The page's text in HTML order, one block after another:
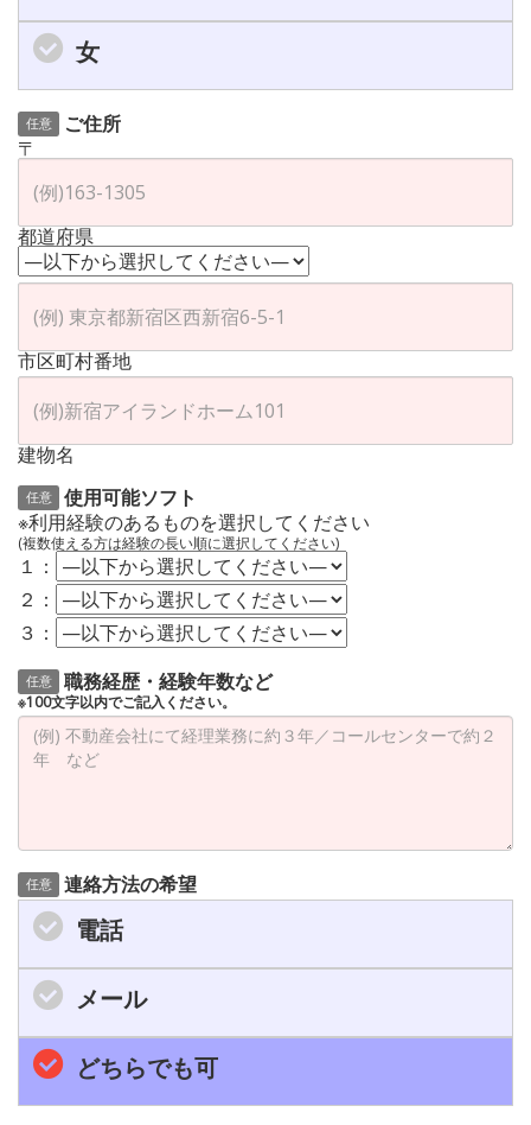
女
任意
ご住所
〒
都道府県
市区町村番地
建物名
任意
使用可能ソフト
※利用経験のあるものを選択してください
(複数使える方は経験の長い順に選択してください)
１：
２：
３：
任意 職務経歴・経験年数など
※100文字以内でご記入ください。
任意 連絡方法の希望
電話
メール
どちらでも可